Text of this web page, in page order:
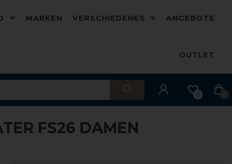
MARKEN VERSCHIEDENES ANGEBOTE
OUTLET
0 0
FS26 DAMEN